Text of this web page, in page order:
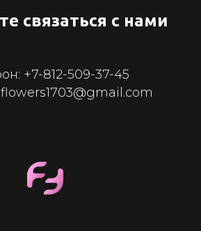
связаться с нами
+7-812-509-37-45